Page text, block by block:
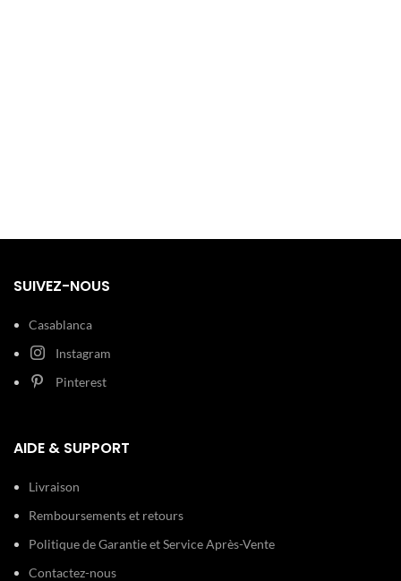
Détails
SUIVEZ-NOUS
Casablanca
Instagram
Pinterest
AIDE & SUPPORT
Livraison
Remboursements et retours
Politique de Garantie et Service Après-Vente
Contactez-nous